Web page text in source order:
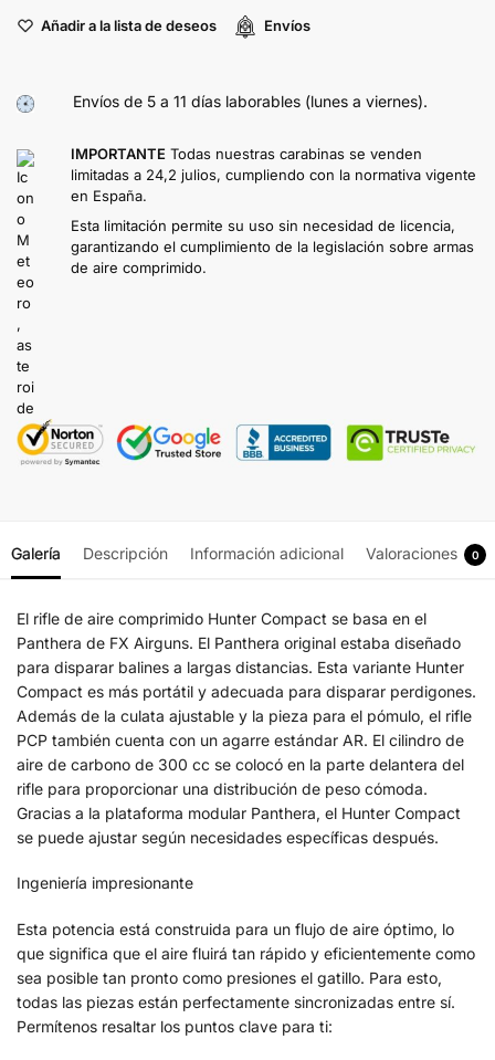
Añadir a la lista de deseos Envíos
Envíos de 5 a 11 días laborables (lunes a viernes).
IMPORTANTE Todas nuestras carabinas se venden
limitadas a 24,2 julios, cumpliendo con la normativa vigente
en España.
Esta limitación permite su uso sin necesidad de licencia,
garantizando el cumplimiento de la legislación sobre armas
de aire comprimido.
Galería Descripción Información adicional Valoraciones 0
El rifle de aire comprimido Hunter Compact se basa en el
Panthera de FX Airguns. El Panthera original estaba diseñado
para disparar balines a largas distancias. Esta variante Hunter
Compact es más portátil y adecuada para disparar perdigones.
Además de la culata ajustable y la pieza para el pómulo, el rifle
PCP también cuenta con un agarre estándar AR. El cilindro de
aire de carbono de 300 cc se colocó en la parte delantera del
rifle para proporcionar una distribución de peso cómoda.
Gracias a la plataforma modular Panthera, el Hunter Compact
se puede ajustar según necesidades específicas después.
Ingeniería impresionante
Esta potencia está construida para un flujo de aire óptimo, lo
que significa que el aire fluirá tan rápido y eficientemente como
sea posible tan pronto como presiones el gatillo. Para esto,
todas las piezas están perfectamente sincronizadas entre sí.
Permítenos resaltar los puntos clave para ti: